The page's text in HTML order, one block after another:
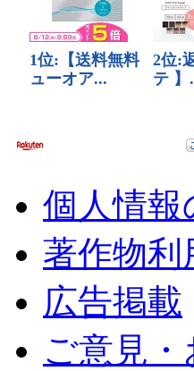
個人情
著作物利
広告掲載
ご意見